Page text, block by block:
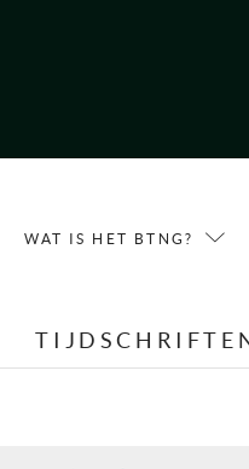
WAT IS HET BTNG?